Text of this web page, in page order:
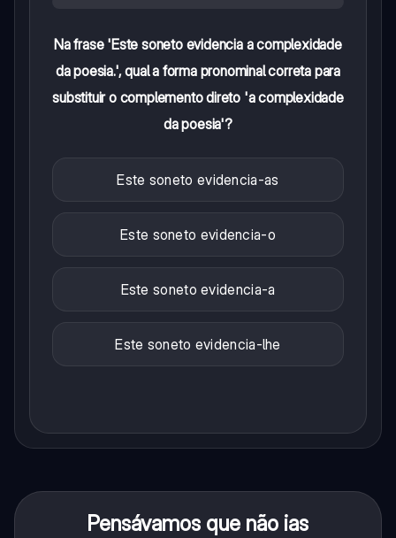
Na frase 'Este soneto evidencia a complexidade
da poesia.', qual a forma pronominal correta para
substituir o complemento direto 'a complexidade
da poesia'?
Este soneto evidencia-as
Este soneto evidencia-o
Este soneto evidencia-a
Este soneto evidencia-lhe
Pensávamos que não ias